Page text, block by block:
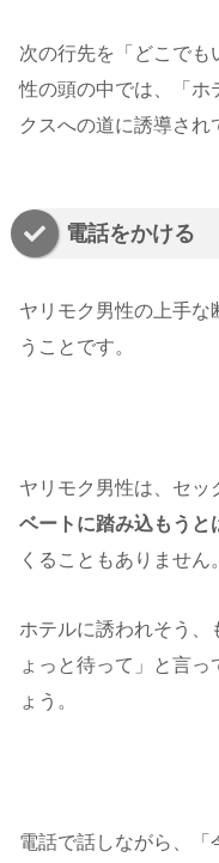
次の行先を「どこでも
性の頭の中では、「ホ
クスへの道に誘導され
電話をかける
ヤリモク男性の上手な
うことです。
ヤリモク男性は、セッ
ベートに踏み込もうと
くることもありません。
ホテルに誘われそう、
ょっと待って」と言
ょう。
電話で話しながら、「